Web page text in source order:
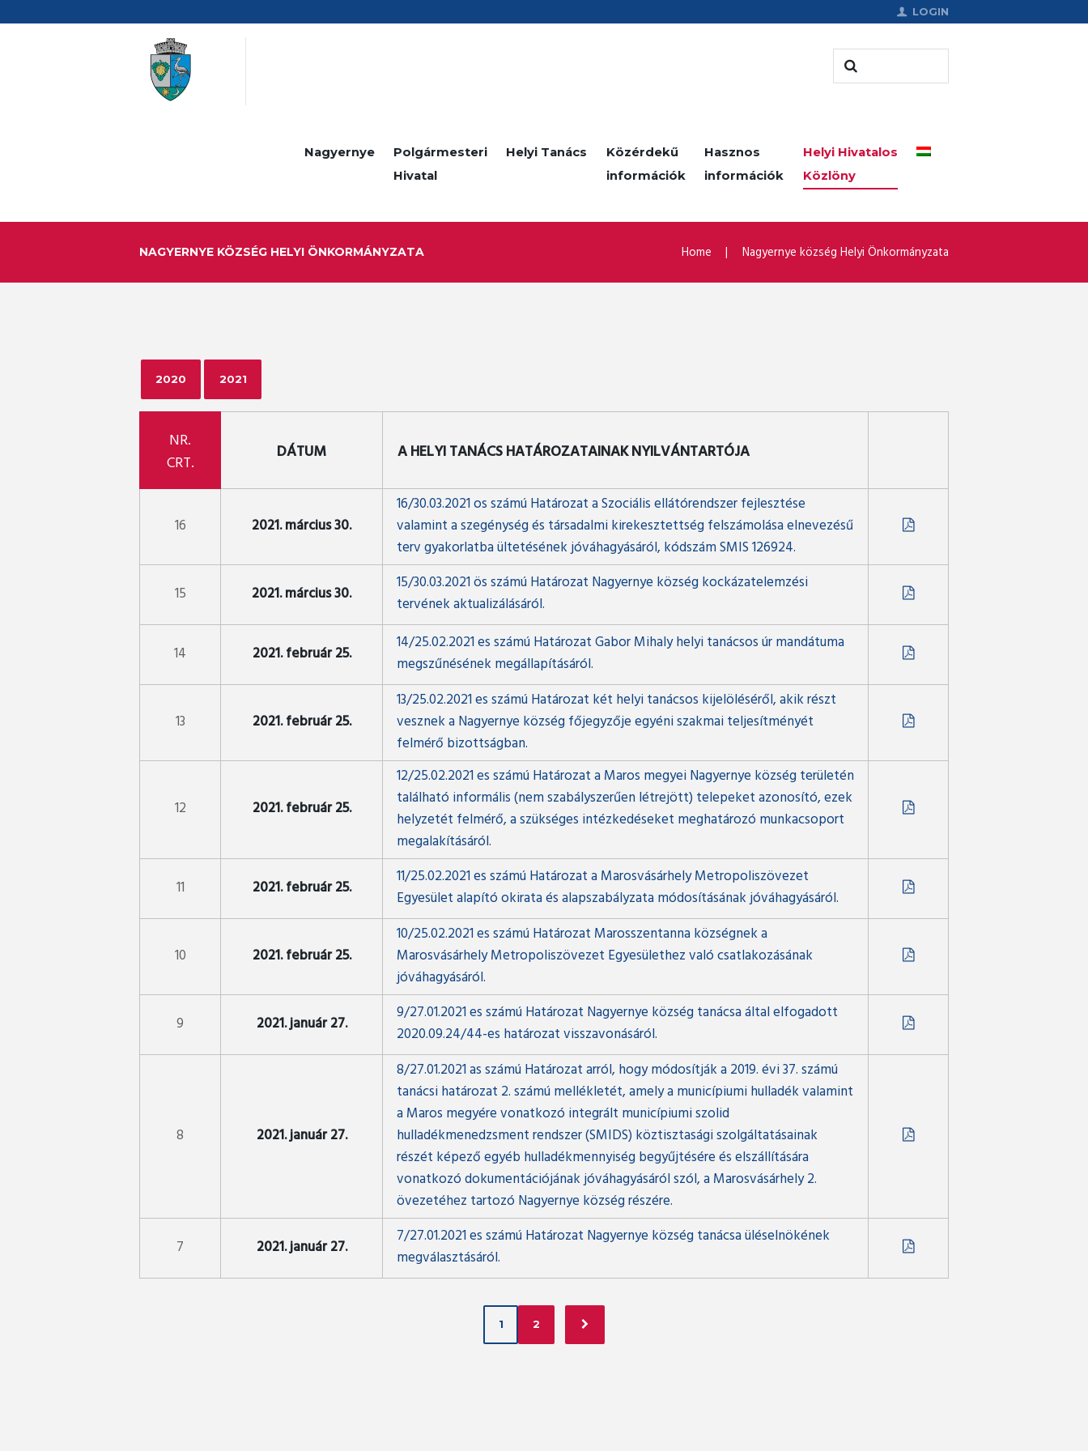
LOGIN
Nagyernye
Polgármesteri
Hivatal
Helyi Tanács
Közérdekű
információk
Hasznos
információk
Helyi Hivatalos
Közlöny
NAGYERNYE KÖZSÉG HELYI ÖNKORMÁNYZATA Home Nagyernye község Helyi Önkormányzata
2020 2021
NR.
CRT.
DÁTUM A HELYI TANÁCS HATÁROZATAINAK NYILVÁNTARTÓJA
16 2021. március 30.
16/30.03.2021 os számú Határozat a Szociális ellátórendszer fejlesztése
valamint a szegénység és társadalmi kirekesztettség felszámolása elnevezésű
terv gyakorlatba ültetésének jóváhagyásáról, kódszám SMIS 126924.
15 2021. március 30.
15/30.03.2021 ös számú Határozat Nagyernye község kockázatelemzési
tervének aktualizálásáról.
14 2021. február 25.
14/25.02.2021 es számú Határozat Gabor Mihaly helyi tanácsos úr mandátuma
megszűnésének megállapításáról.
13 2021. február 25.
13/25.02.2021 es számú Határozat két helyi tanácsos kijelöléséről, akik részt
vesznek a Nagyernye község főjegyzője egyéni szakmai teljesítményét
felmérő bizottságban.
12 2021. február 25.
12/25.02.2021 es számú Határozat a Maros megyei Nagyernye község területén
található informális (nem szabályszerűen létrejött) telepeket azonosító, ezek
helyzetét felmérő, a szükséges intézkedéseket meghatározó munkacsoport
megalakításáról.
11 2021. február 25.
11/25.02.2021 es számú Határozat a Marosvásárhely Metropoliszövezet
Egyesület alapító okirata és alapszabályzata módosításának jóváhagyásáról.
10 2021. február 25.
10/25.02.2021 es számú Határozat Marosszentanna községnek a
Marosvásárhely Metropoliszövezet Egyesülethez való csatlakozásának
jóváhagyásáról.
9 2021. január 27.
9/27.01.2021 es számú Határozat Nagyernye község tanácsa által elfogadott
2020.09.24/44-es határozat visszavonásáról.
8 2021. január 27.
8/27.01.2021 as számú Határozat arról, hogy módosítják a 2019. évi 37. számú
tanácsi határozat 2. számú mellékletét, amely a municípiumi hulladék valamint
a Maros megyére vonatkozó integrált municípiumi szolid
hulladékmenedzsment rendszer (SMIDS) köztisztasági szolgáltatásainak
részét képező egyéb hulladékmennyiség begyűjtésére és elszállítására
vonatkozó dokumentációjának jóváhagyásáról szól, a Marosvásárhely 2.
övezetéhez tartozó Nagyernye község részére.
7 2021. január 27.
7/27.01.2021 es számú Határozat Nagyernye község tanácsa üléselnökének
megválasztásáról.
1 2